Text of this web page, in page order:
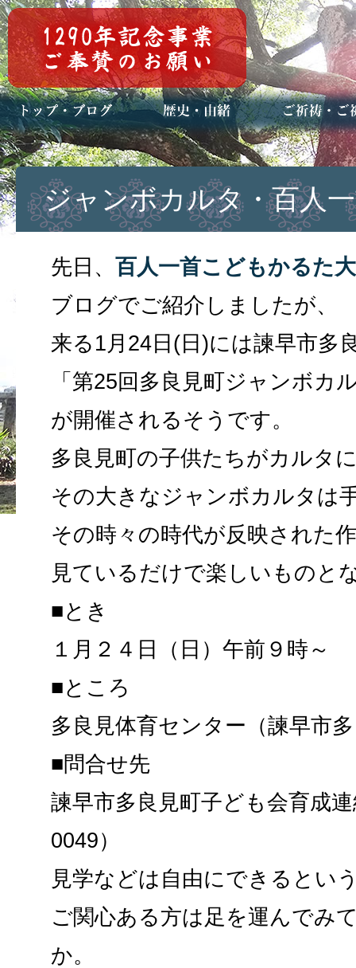
トップページ
ブログ(日々八百万)
お知らせ一覧 歴史・ご祭神
年中行事
メディア掲載 ご祈祷・ご祈
安産祈願
初宮参り
七五三詣
長寿のお祝い
神前結婚式
厄祓い・方位
車のお祓い
地鎮祭
神葬祭（神式
ジャンボカルタ・百人
先日、 百人一首こどもかるた
ブログでご紹介しましたが、
来る1月24日(日)には諫早市多
「第25回多良見町ジャンボカ
が開催されるそうです。
多良見町の子供たちがカルタ
その大きなジャンボカルタは
その時々の時代が反映された
見ているだけで楽しいものと
■とき
１月２４日（日）午前９時～
■ところ
多良見体育センター（諫早市
■問合せ先
諫早市多良見町子ども会育成
0049）
見学などは自由にできるとい
ご関心ある方は足を運んでみ
か。